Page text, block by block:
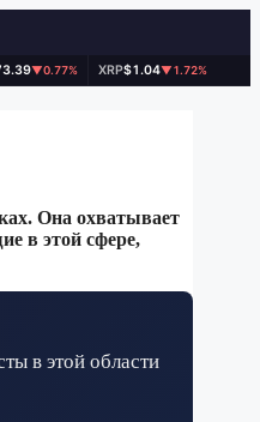
▼0.77% XRP$1.04▼1.72%
Она охватывает
в этой сфере,
в этой области